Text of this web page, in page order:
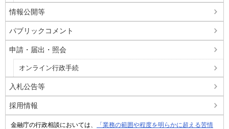
情報公開等
パブリックコメント
申請・届出・照会
オンライン行政手続
入札公告等
採用情報
金融庁の行政相談においては、
「業務の範囲や程度を明らかに超える苦情